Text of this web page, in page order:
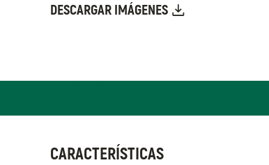
DESCARGAR IMÁGENES
CARACTERÍSTICAS